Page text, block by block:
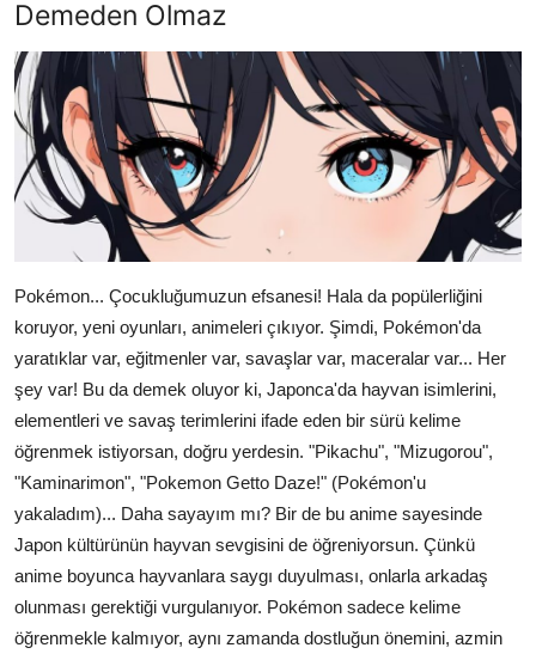
Demeden Olmaz
Pokémon... Çocukluğumuzun efsanesi! Hala da popülerliğini
koruyor, yeni oyunları, animeleri çıkıyor. Şimdi, Pokémon'da
yaratıklar var, eğitmenler var, savaşlar var, maceralar var... Her
şey var! Bu da demek oluyor ki, Japonca'da hayvan isimlerini,
elementleri ve savaş terimlerini ifade eden bir sürü kelime
öğrenmek istiyorsan, doğru yerdesin. "Pikachu", "Mizugorou",
"Kaminarimon", "Pokemon Getto Daze!" (Pokémon'u
yakaladım)... Daha sayayım mı? Bir de bu anime sayesinde
Japon kültürünün hayvan sevgisini de öğreniyorsun. Çünkü
anime boyunca hayvanlara saygı duyulması, onlarla arkadaş
olunması gerektiği vurgulanıyor. Pokémon sadece kelime
öğrenmekle kalmıyor, aynı zamanda dostluğun önemini, azmin